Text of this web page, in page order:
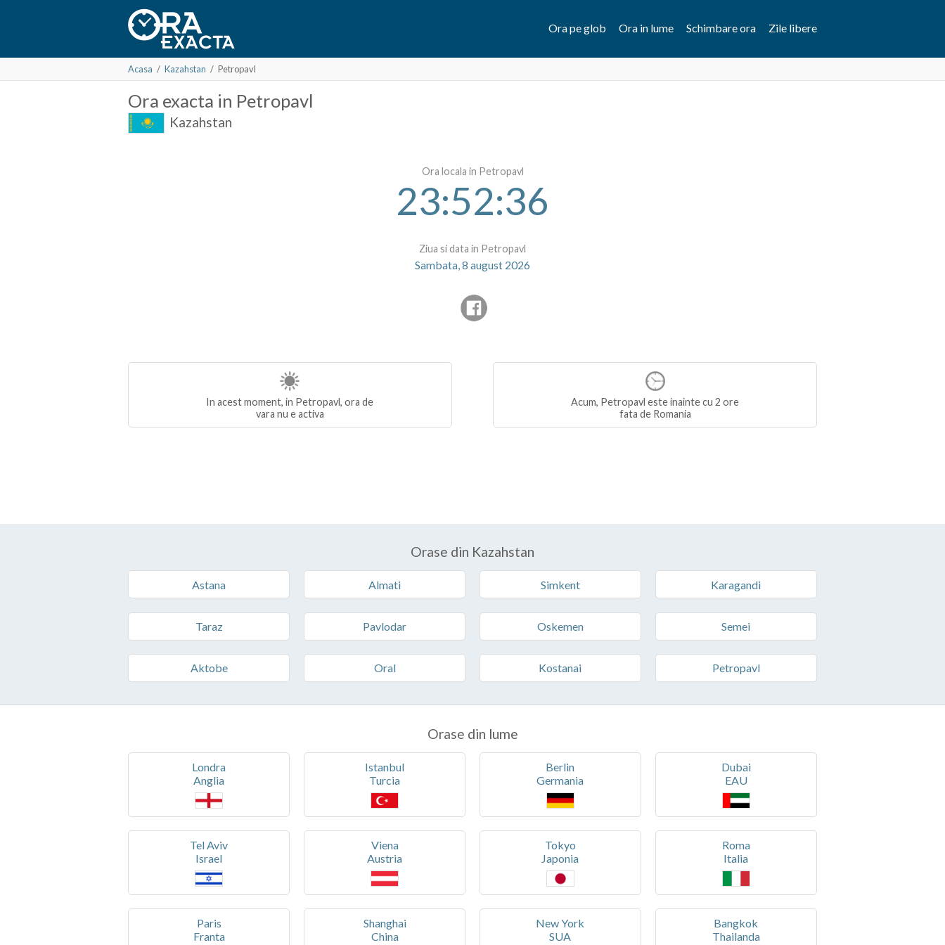
Ora pe glob Ora in lume Schimbare ora Zile libere
Acasa / Kazahstan / Petropavl
Ora exacta in Petropavl
Kazahstan
Ora locala in Petropavl
23:52:36
Ziua si data in Petropavl
Sambata, 8 august 2026
In acest moment, in Petropavl, ora de
vara nu e activa
Acum, Petropavl este inainte cu 2 ore
fata de Romania
Orase din Kazahstan
Astana Almati Simkent Karagandi
Taraz Pavlodar Oskemen Semei
Aktobe Oral Kostanai Petropavl
Orase din lume
Londra
Anglia
Istanbul
Turcia
Berlin
Germania
Dubai
EAU
Tel Aviv
Israel
Viena
Austria
Tokyo
Japonia
Roma
Italia
Paris
Franta
Shanghai
China
New York
SUA
Bangkok
Thailanda